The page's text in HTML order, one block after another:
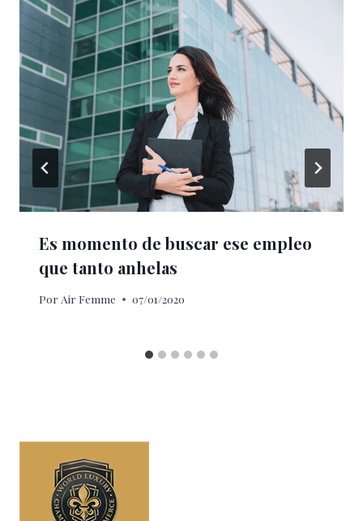
Es momento de buscar ese empleo
que tanto anhelas
Por Air Femme 07/01/2020